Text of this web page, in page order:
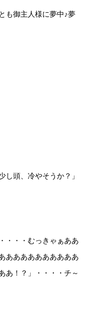
も御主人様に夢中♪夢
し頭、冷やそうか？」
・・・むっきゃぁああ
ああああああああああ
あ！？」・・・・チ～